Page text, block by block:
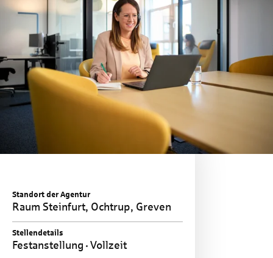
Standort der Agentur
Raum Steinfurt, Ochtrup, Greven
Stellendetails
Festanstellung Vollzeit